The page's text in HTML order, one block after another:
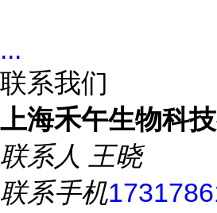
...
联系我们
上海禾午生物科
联系人 王晓
联系手机